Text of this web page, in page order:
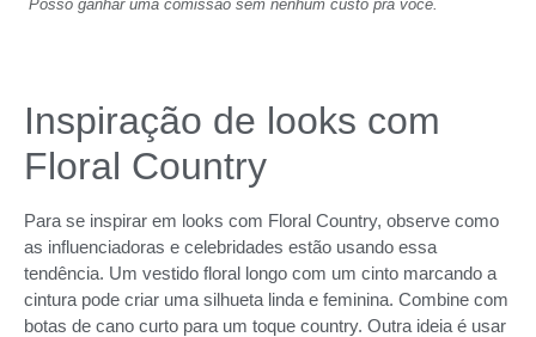
Posso ganhar uma comissão sem nenhum custo pra você.
Inspiração de looks com
Floral Country
Para se inspirar em looks com Floral Country, observe como
as influenciadoras e celebridades estão usando essa
tendência. Um vestido floral longo com um cinto marcando a
cintura pode criar uma silhueta linda e feminina. Combine com
botas de cano curto para um toque country. Outra ideia é usar